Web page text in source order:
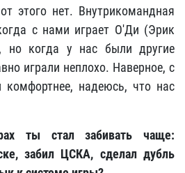
этого нет. Внутрикомандная
с нами играет О'Ди (Эрик
но когда у нас были другие
играли неплохо. Наверное, с
надеюсь, что нас
ты стал забивать чаще:
забил ЦСКА, сделал дубль